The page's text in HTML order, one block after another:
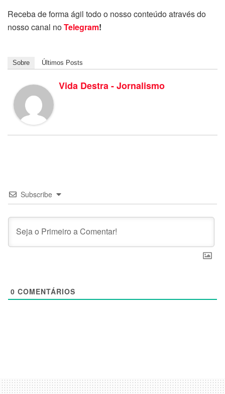
Receba de forma ágil todo o nosso conteúdo através do
nosso canal noTelegram!
Sobre Últimos Posts
Vida Destra - Jornalismo
Subscribe
0 COMENTÁRIOS